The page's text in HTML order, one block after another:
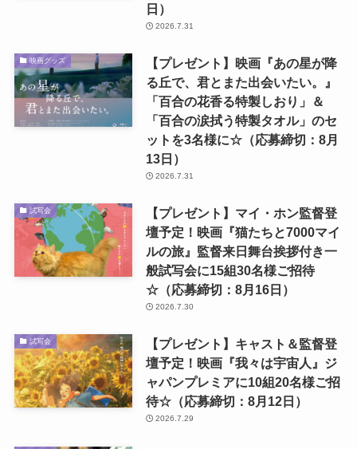
日）
2026.7.31
映画グッズ
【プレゼント】映画『あの星が降
る丘で、君とまた出会いたい。』
「百合の花香る特製しおり」＆
「百合の涙拭う特製タオル」のセ
ットを3名様に☆（応募締切：8月
13日）
2026.7.31
試写会
【プレゼント】マイ・ホン監督登
壇予定！映画『猫たちと7000マイ
ルの旅』監督来日舞台挨拶付き一
般試写会に15組30名様ご招待
☆（応募締切：8月16日）
2026.7.30
試写会
【プレゼント】キャスト＆監督登
壇予定！映画『我々は宇宙人』ジ
ャパンプレミアに10組20名様ご招
待☆（応募締切：8月12日）
2026.7.29